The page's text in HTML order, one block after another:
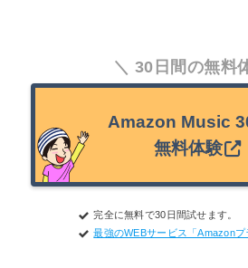
30日間の無料
Amazon Music
無料体験
完全に無料で30日間試せます。
最強のWEBサービス「Amazon